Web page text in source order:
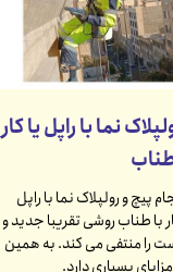
نما با راپل یا کار
پیچ و رولپلاک نما با راپل
با طناب روشی تقریبا جدید و
را منتفی می کند. به همین
بسیاری دارد.